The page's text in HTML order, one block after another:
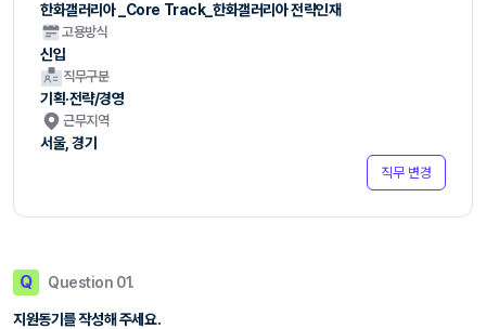
한화갤러리아 _Core Track_한화갤러리아 전략인재
고용방식
신입
직무구분
기획·전략/경영
근무지역
서울, 경기
직무 변경
Q Question 01.
지원동기를 작성해 주세요.